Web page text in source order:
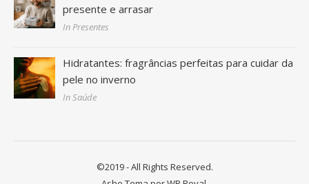
presente e arrasar
In Presentes
Hidratantes: fragrâncias perfeitas para cuidar da
pele no inverno
In Saúde
©2019 - All Rights Reserved.